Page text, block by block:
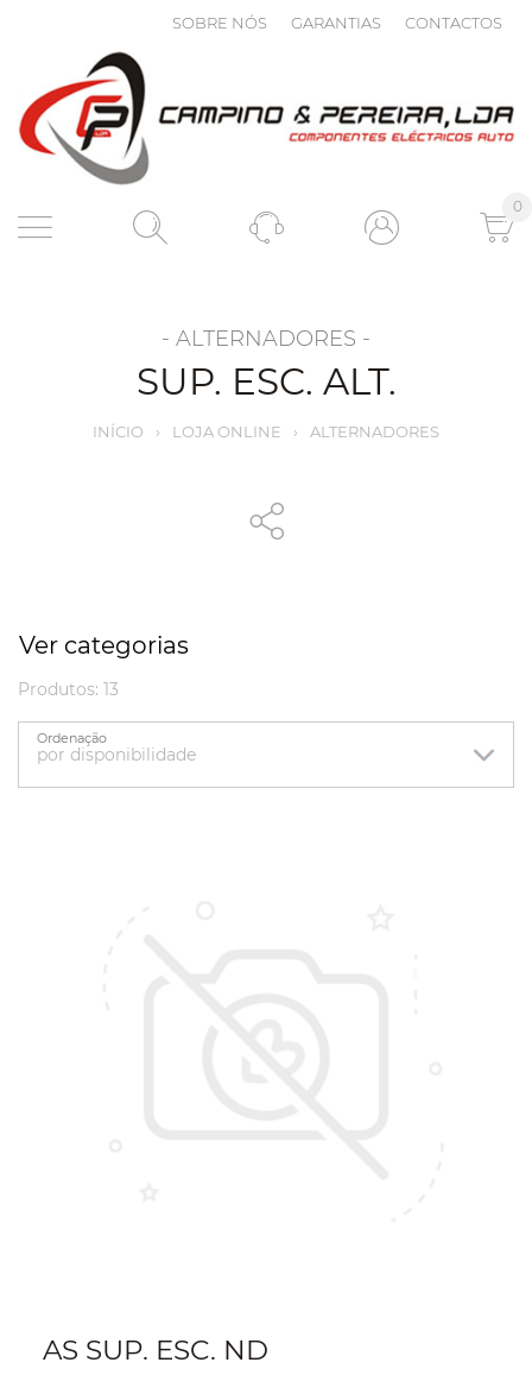
SOBRE NÓS GARANTIAS CONTACTOS
0
- ALTERNADORES -
SUP. ESC. ALT.
INÍCIO › LOJA ONLINE › ALTERNADORES
Ver categorias
Produtos: 13
Ordenação
AS SUP. ESC. ND